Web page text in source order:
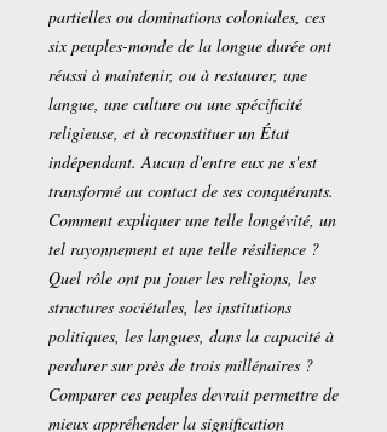
partielles ou dominations coloniales, ces
six peuples-monde de la longue durée ont
réussi à maintenir, ou à restaurer, une
langue, une culture ou une spécificité
religieuse, et à reconstituer un État
indépendant. Aucun d'entre eux ne s'est
transformé au contact de ses conquérants.
Comment expliquer une telle longévité, un
tel rayonnement et une telle résilience ?
Quel rôle ont pu jouer les religions, les
structures sociétales, les institutions
politiques, les langues, dans la capacité à
perdurer sur près de trois millénaires ?
Comparer ces peuples devrait permettre de
mieux appréhender la signification